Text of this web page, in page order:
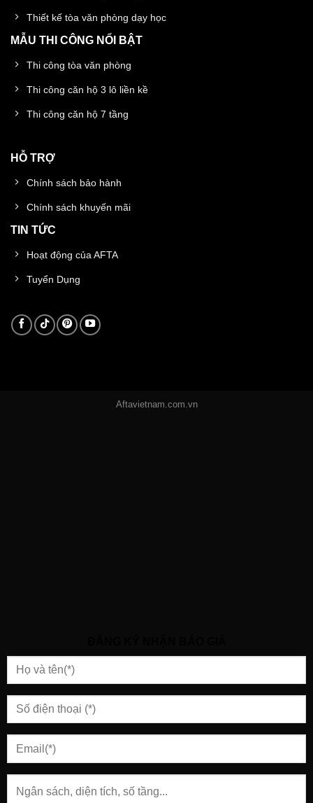
Thiết kế tòa văn phòng dạy học
MẪU THI CÔNG NỔI BẬT
Thi công tòa văn phòng
Thi công căn hộ 3 lô liền kề
Thi công căn hộ 7 tầng
HỖ TRỢ
Chính sách bảo hành
Chính sách khuyến mãi
TIN TỨC
Hoạt động của AFTA
Tuyển Dụng
Aftavietnam.com.vn